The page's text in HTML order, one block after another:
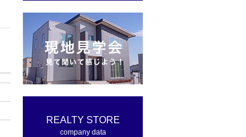
REALTY STORE
company data